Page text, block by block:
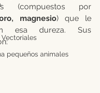
pequeños animales
magnesio) que le